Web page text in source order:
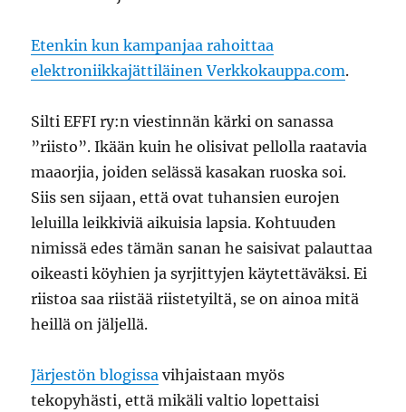
Etenkin kun kampanjaa rahoittaa
elektroniikkajättiläinen Verkkokauppa.com.
Silti EFFI ry:n viestinnän kärki on sanassa
”riisto”. Ikään kuin he olisivat pellolla raatavia
maaorjia, joiden selässä kasakan ruoska soi.
Siis sen sijaan, että ovat tuhansien eurojen
leluilla leikkiviä aikuisia lapsia. Kohtuuden
nimissä edes tämän sanan he saisivat palauttaa
oikeasti köyhien ja syrjittyjen käytettäväksi. Ei
riistoa saa riistää riistetyiltä, se on ainoa mitä
heillä on jäljellä.
Järjestön blogissa vihjaistaan myös
tekopyhästi, että mikäli valtio lopettaisi